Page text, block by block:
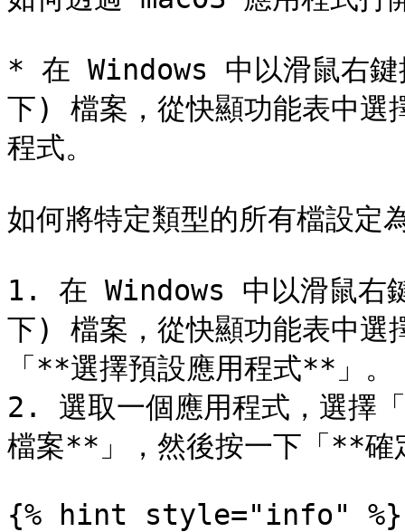
* 在 Windows 中以滑鼠右
下) 檔案，從快顯功能表中
程式。
如何將特定類型的所有檔設定
1. 在 Windows 中以滑鼠
下) 檔案，從快顯功能表中
「**選擇預設應用程式**」。
2. 選取一個應用程式，選擇
檔案**」，然後按一下「**
{% hint style="info" %}